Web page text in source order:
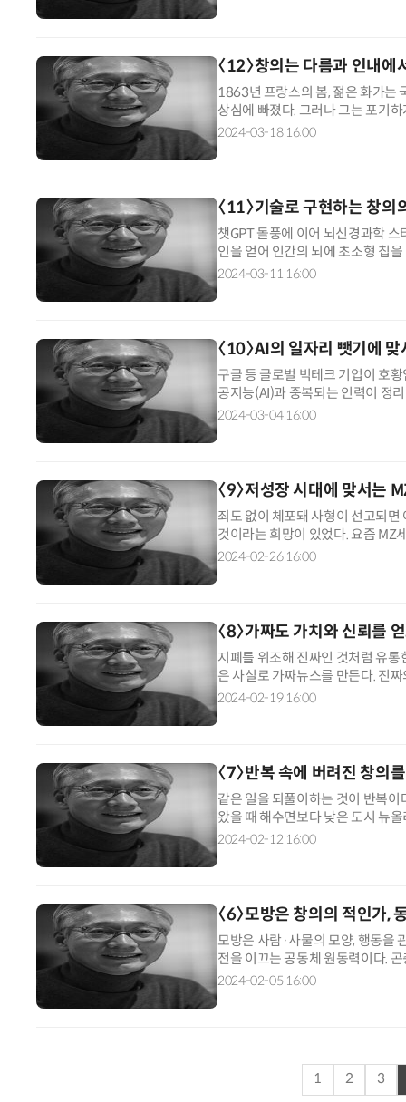
〈12〉창의는 다름과 인내
1863년 프랑스의 봄, 젊은 화가는
상심에 빠졌다. 그러나 그는 포기
네다. 인상주의 화가들은 인물, 풍
2024-03-18 16:00
〈11〉기술로 구현하는 창의
챗GPT 돌풍에 이어 뇌신경과학 스
인을 얻어 인간의 뇌에 초소형 칩
지 마비 장애인이다. 생각만으로
2024-03-11 16:00
〈10〉AI의 일자리 뺏기에
구글 등 글로벌 빅테크 기업이 호
공지능(AI)과 중복되는 인력이 정
과정을 실시간 중계하는 직원의
2024-03-04 16:00
〈9〉저성장 시대에 맞서는
죄도 없이 체포돼 사형이 선고되
것이라는 희망이 있었다. 요즘 MZ
다. 지독한 형벌처럼 암울한 미래
2024-02-26 16:00
〈8〉가짜도 가치와 신뢰를
지폐를 위조해 진짜인 것처럼 유
은 사실로 가짜뉴스를 만든다. 진
가짜다. 진짜와 가짜의 경계는 무
2024-02-19 16:00
〈7〉반복 속에 버려진 창의
같은 일을 되풀이하는 것이 반복
왔을 때 해수면보다 낮은 도시 뉴
풍에 성공적인 대처 경험이 있는
2024-02-12 16:00
〈6〉모방은 창의의 적인가,
모방은 사람·사물의 모양, 행동을
전을 이끄는 공동체 원동력이다.
나뭇잎처럼 몸을 꾸며 천적에게서
2024-02-05 16:00
1 2 3